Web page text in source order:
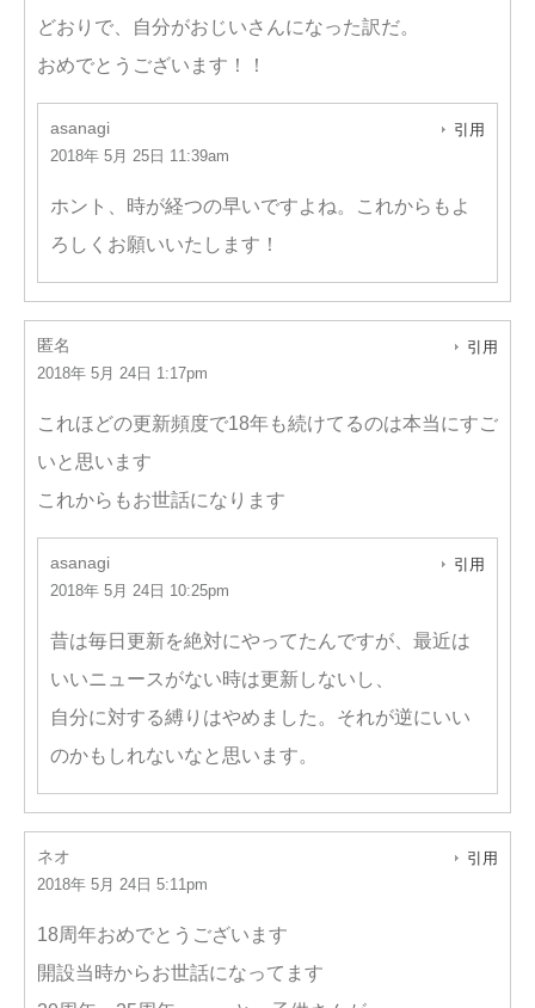
どおりで、自分がおじいさんになった訳だ。
おめでとうございます！！
asanagi
2018年 5月 25日 11:39am
引用
ホント、時が経つの早いですよね。これからもよ
ろしくお願いいたします！
匿名
2018年 5月 24日 1:17pm
引用
これほどの更新頻度で18年も続けてるのは本当にすご
いと思います
これからもお世話になります
asanagi
2018年 5月 24日 10:25pm
引用
昔は毎日更新を絶対にやってたんですが、最近は
いいニュースがない時は更新しないし、
自分に対する縛りはやめました。それが逆にいい
のかもしれないなと思います。
ネオ
2018年 5月 24日 5:11pm
引用
18周年おめでとうございます
開設当時からお世話になってます